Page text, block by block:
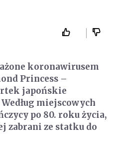
koronawirusem
Princess –
japońskie
miejscowych
po 80. roku życia,
zabrani ze statku do